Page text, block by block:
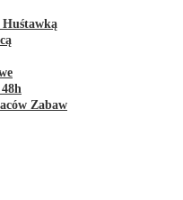
Huśtawką
Zabaw